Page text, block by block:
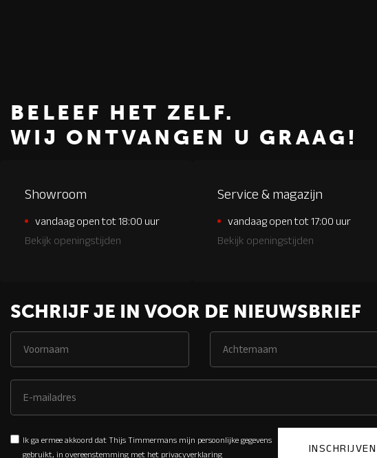
BELEEF HET ZELF.
WIJ ONTVANGEN U GRAAG!
Showroom
vandaag open tot 18:00 uur
Bekijk openingstijden
Service & magazijn
vandaag open tot 17:00 uur
Bekijk openingstijden
SCHRIJF JE IN VOOR DE NIEUWSBRIEF
Ik ga ermee akkoord dat Thijs Timmermans mijn persoonlijke gegevens
gebruikt, in overeenstemming met het privacyverklaring